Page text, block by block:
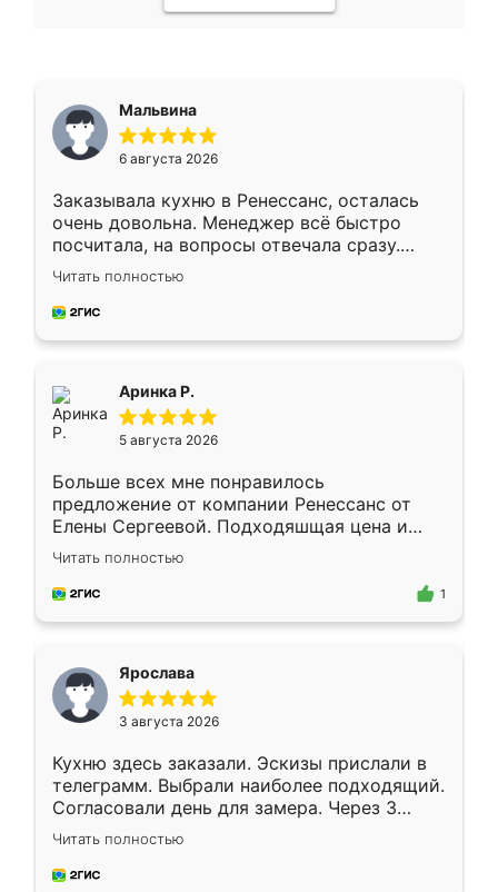
Мальвина
6 августа 2026
Заказывала кухню в Ренессанс, осталась
очень довольна. Менеджер всё быстро
посчитала, на вопросы отвечала сразу.
Замерщик приехал в субботу, подошёл к
делу со всей ответственностью. Собрали
за день, ребята работали аккуратно, даже
Читать полностью
Аринка Р.
5 августа 2026
Больше всех мне понравилось
предложение от компании Ренессанс от
Елены Сергеевой. Подходяшщая цена и
короткие сроки изготовления. Приехавший
для замера сотрудник Владислав
предложил по моему эскизу самый
Читать полностью
1
Ярослава
3 августа 2026
Кухню здесь заказали. Эскизы прислали в
телеграмм. Выбрали наиболее подходящий.
Согласовали день для замера. Через 3
недели кухня была уже готова. Остались
довольны работой. Спасибо Ренессанс
мебель за качественную работу!
Читать полностью